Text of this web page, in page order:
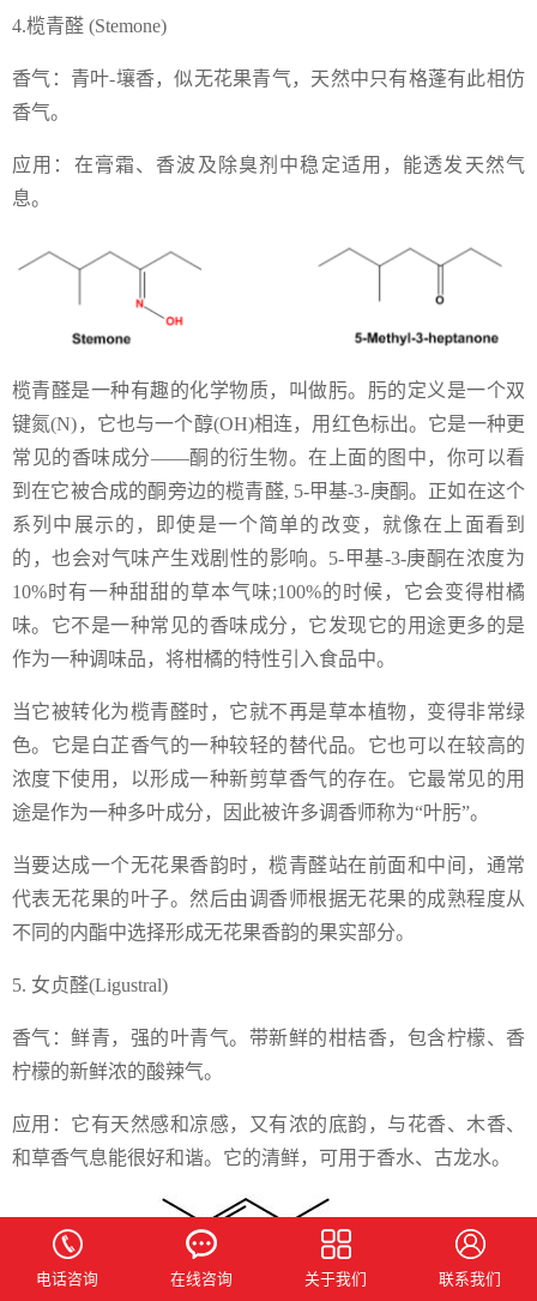
4.榄青醛 (Stemone)
香气：青叶-壤香，似无花果青气，天然中只有格蓬有此相仿
香气。
应用：在膏霜、香波及除臭剂中稳定适用，能透发天然气
息。
榄青醛是一种有趣的化学物质，叫做肟。肟的定义是一个双
键氮(N)，它也与一个醇(OH)相连，用红色标出。它是一种更
常见的香味成分——酮的衍生物。在上面的图中，你可以看
到在它被合成的酮旁边的榄青醛, 5-甲基-3-庚酮。正如在这个
系列中展示的，即使是一个简单的改变，就像在上面看到
的，也会对气味产生戏剧性的影响。5-甲基-3-庚酮在浓度为
10%时有一种甜甜的草本气味;100%的时候，它会变得柑橘
味。它不是一种常见的香味成分，它发现它的用途更多的是
作为一种调味品，将柑橘的特性引入食品中。
当它被转化为榄青醛时，它就不再是草本植物，变得非常绿
色。它是白芷香气的一种较轻的替代品。它也可以在较高的
浓度下使用，以形成一种新剪草香气的存在。它最常见的用
途是作为一种多叶成分，因此被许多调香师称为“叶肟”。
当要达成一个无花果香韵时，榄青醛站在前面和中间，通常
代表无花果的叶子。然后由调香师根据无花果的成熟程度从
不同的内酯中选择形成无花果香韵的果实部分。
5. 女贞醛(Ligustral)
香气：鲜青，强的叶青气。带新鲜的柑桔香，包含柠檬、香
柠檬的新鲜浓的酸辣气。
应用：它有天然感和凉感，又有浓的底韵，与花香、木香、
和草香气息能很好和谐。它的清鲜，可用于香水、古龙水。
电话咨询 在线咨询 关于我们 联系我们